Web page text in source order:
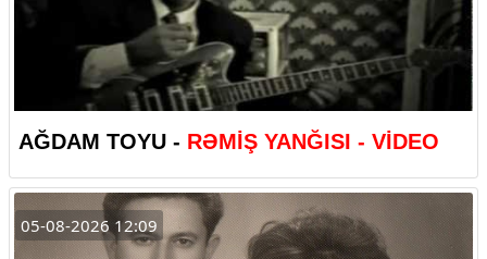
AĞDAM TOYU - RƏMİŞ YANĞISI - VİDEO
05-08-2026 12:09